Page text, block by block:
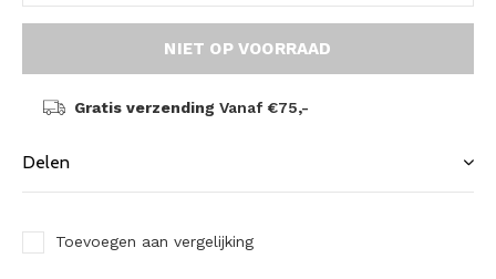
NIET OP VOORRAAD
Gratis verzending Vanaf €75,-
Delen
Toevoegen aan vergelijking